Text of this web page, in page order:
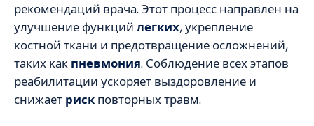
рекомендаций врача. Этот процесс направлен на
улучшение функций легких, укрепление
костной ткани и предотвращение осложнений,
таких как пневмония. Соблюдение всех этапов
реабилитации ускоряет выздоровление и
снижает риск повторных травм.